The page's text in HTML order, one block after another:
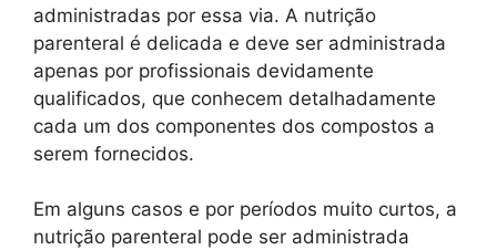
administradas por essa via. A nutrição
parenteral é delicada e deve ser administrada
apenas por profissionais devidamente
qualificados, que conhecem detalhadamente
cada um dos componentes dos compostos a
serem fornecidos.
Em alguns casos e por períodos muito curtos, a
nutrição parenteral pode ser administrada